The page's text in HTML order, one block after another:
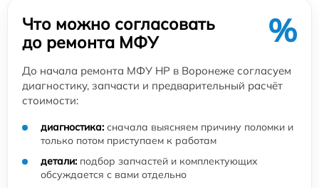
Что можно согласовать
до ремонта МФУ
%
До начала ремонта МФУ HP в Воронеже согласуем
диагностику, запчасти и предварительный расчёт
стоимости:
диагностика: сначала выясняем причину поломки и
только потом приступаем к работам
детали: подбор запчастей и комплектующих
обсуждается с вами отдельно